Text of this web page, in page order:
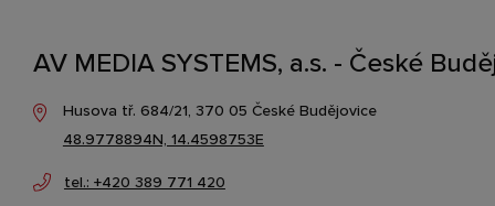
AV MEDIA SYSTEMS, a.s. - České
Husova tř. 684/21, 370 05 České Budějovice
48.9778894N, 14.4598753E
tel.: +420 389 771 420